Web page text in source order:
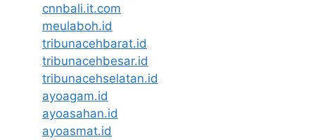
cnnbali.it.com
meulaboh.id
tribunacehbarat.id
tribunacehbesar.id
tribunacehselatan.id
ayoagam.id
ayoasahan.id
ayoasmat.id